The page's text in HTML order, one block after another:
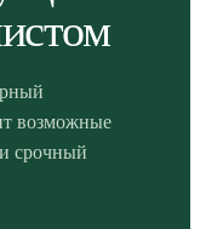
возможные
срочный